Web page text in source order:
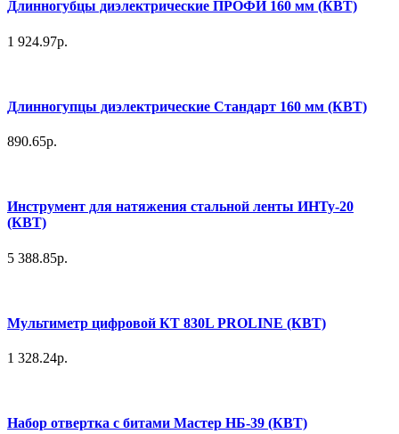
Длинногубцы диэлектрические ПРОФИ 160 мм (КВТ)
1 924.97р.
Длинногупцы диэлектрические Стандарт 160 мм (КВТ)
890.65р.
Инструмент для натяжения стальной ленты ИНТу-20
(КВТ)
5 388.85р.
Мультиметр цифровой КТ 830L PROLINE (КВТ)
1 328.24р.
Набор отвертка с битами Мастер НБ-39 (КВТ)